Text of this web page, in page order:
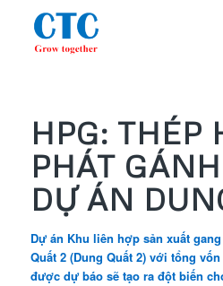
HPG: THÉP
PHÁT
DỰ ÁN
Dự án Khu liên hợp sản xuất
Quất 2 (Dung Quất 2) với tổng
được dự báo sẽ tạo ra đột biến